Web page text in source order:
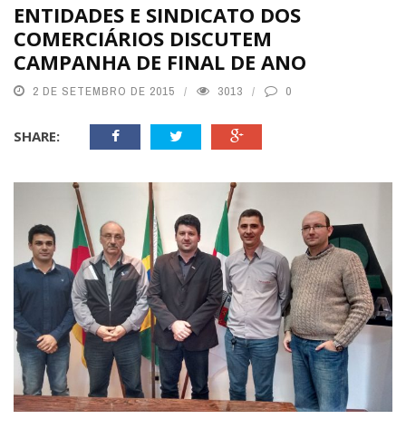
ENTIDADES E SINDICATO DOS
COMERCIÁRIOS DISCUTEM
CAMPANHA DE FINAL DE ANO
2 DE SETEMBRO DE 2015 3013 0
SHARE: